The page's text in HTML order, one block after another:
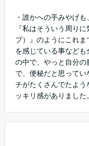
・誰かへの手みやげ
『私はそういう周り
プ）』のようにこれ
を感じている事など
の中で、やっと自分の
で、便秘だと思って
チがたくさんでたよう
ッキリ感がありました。